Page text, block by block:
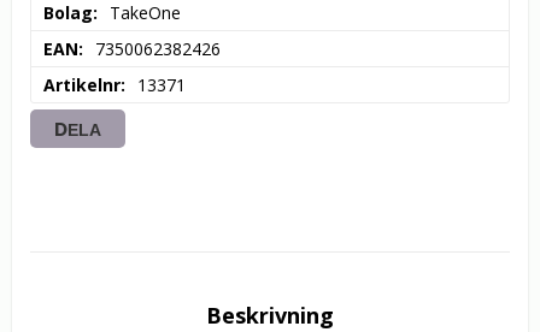
Bolag
TakeOne
EAN
7350062382426
Artikelnr
13371
DELA
Beskrivning